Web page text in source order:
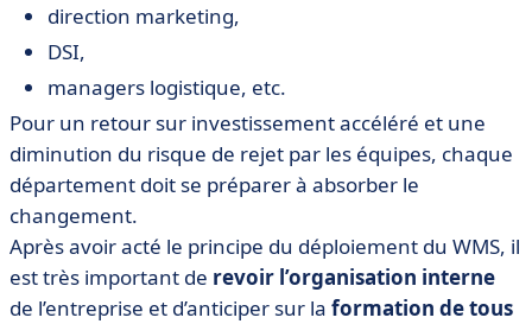
• Étape 9 - S’approprier les possibilités du WMS
• Étape 10 - Garder un contact régulier avec l'éditeur
direction marketing,
DSI,
managers logistique, etc.
Pour un retour sur investissement accéléré et une
diminution du risque de rejet par les équipes, chaque
département doit se préparer à absorber le
changement.
Après avoir acté le principe du déploiement du WMS, il
est très important de revoir l’organisation interne
de l’entreprise et d’anticiper sur la formation de tous